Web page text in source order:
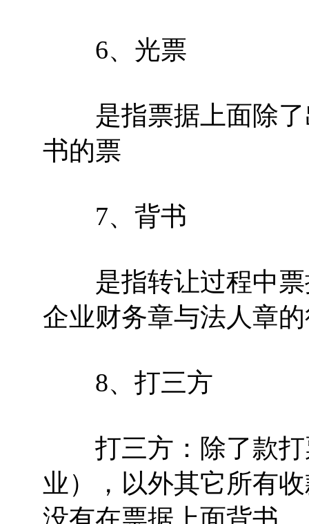
6、光票
是指票据上面除了
书的票
7、背书
是指转让过程中票
企业财务章与法人章
8、打三方
打三方：除了款打
业），以外其它所有